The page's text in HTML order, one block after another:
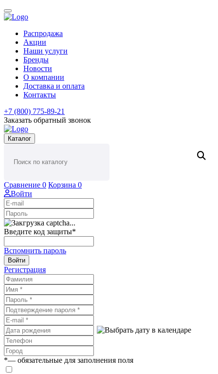
Распродажа
Акции
Наши услуги
Бренды
Новости
О компании
Доставка и оплата
Контакты
+7 (800) 775-89-21
Заказать обратный звонок
Каталог
Сравнение 0 Корзина 0
Войти
Введите код защиты*
Вспомнить пароль
Войти
Регистрация
*— обязательные для заполнения поля